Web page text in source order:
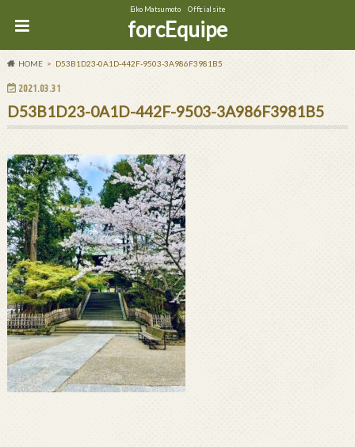
Eiko Matsumoto Official site
forcEquipe
HOME D53B1D23-0A1D-442F-9503-3A986F3981B5
2021.03.31
D53B1D23-0A1D-442F-9503-3A986F3981B5